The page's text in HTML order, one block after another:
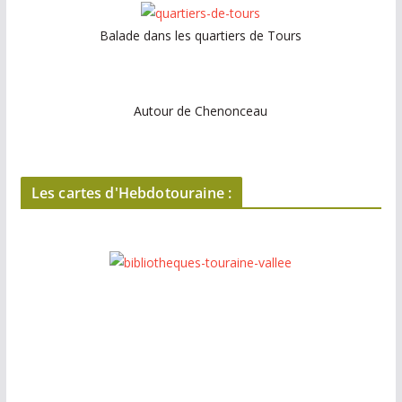
Balade dans les quartiers de Tours
Autour de Chenonceau
Les cartes d'Hebdotouraine :